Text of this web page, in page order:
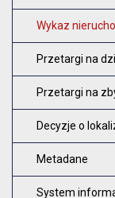
Wykaz
Przetargi na
Przetargi na
Decyzje o
Metadane
System